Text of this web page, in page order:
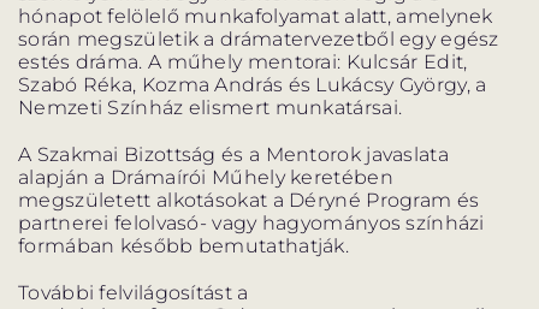
DÉRYNÉ TÁRSULAT
PROJEKTEK
hónapot felölelő munkafolyamat alatt, amelynek
során megszületik a drámatervezetből egy egész
estés dráma. A műhely mentorai: Kulcsár Edit,
Szabó Réka, Kozma András és Lukácsy György, a
Nemzeti Színház elismert munkatársai.
A Szakmai Bizottság és a Mentorok javaslata
alapján a Drámaírói Műhely keretében
megszületett alkotásokat a Déryné Program és
partnerei felolvasó- vagy hagyományos színházi
formában később bemutathatják.
További felvilágosítást a